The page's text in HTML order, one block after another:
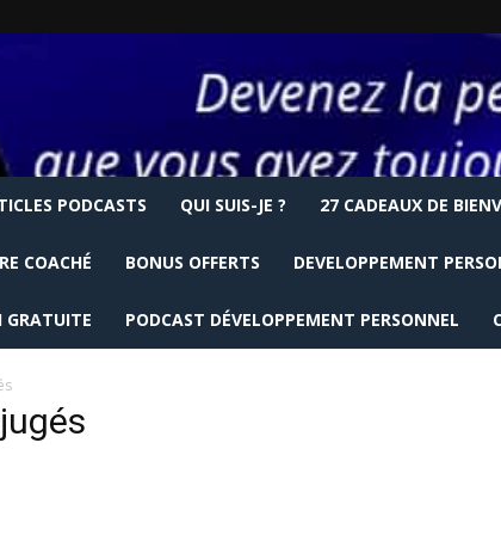
PODCASTS QUI SUIS-JE ? 27 CADEAUX DE
COACHÉ BONUS OFFERTS DEVELOPPEMENT
GRATUITE PODCAST DÉVELOPPEMENT PERSONNEL